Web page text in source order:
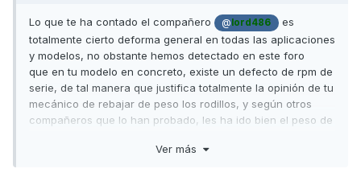
Lo que te ha contado el compañero @ lord486
es
totalmente cierto deforma general en todas las aplicaciones
y modelos, no obstante hemos detectado en este foro
que en tu modelo en concreto, existe un defecto de rpm de
serie, de tal manera que justifica totalmente la opinión de tu
mecánico de rebajar de peso los rodillos, y según otros
compañeros que lo han probado, les ha ido bien el peso de
poligonales no han visto tal mejora porque están diseñados
Ver más